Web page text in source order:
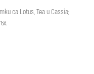
са Lotus, Tea и Cassia;